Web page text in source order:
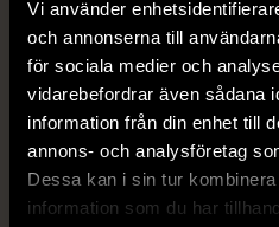
Vi använder
och annonserna till
för sociala medier och
vidarebefordrar även sådana
information från din enhet till
annons- och analysföretag
Dessa kan i sin tur
information som du har
SNÖ OF SWEDEN
SNÖ of Sweden -